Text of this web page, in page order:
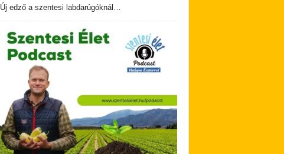
Új edző a szentesi labdarúgóknál…